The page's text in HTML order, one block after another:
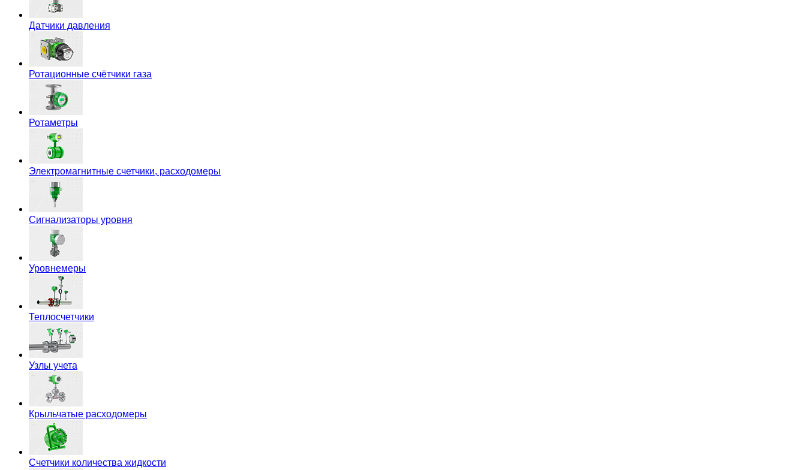
Датчики давления
Ротационные счётчики газа
Ротаметры
Электромагнитные счетчики, расходомеры
Сигнализаторы уровня
Уровнемеры
Теплосчетчики
Узлы учета
Крыльчатые расходомеры
Счетчики количества жидкости